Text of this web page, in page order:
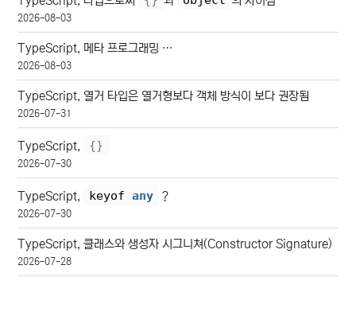
2026-08-03
TypeScript, 메타 프로그래밍 …
2026-08-03
TypeScript, 열거 타입은 열거형보다 객체 방식이 보다 권장됨
2026-07-31
TypeScript, {}
2026-07-30
TypeScript, keyof any ?
2026-07-30
TypeScript, 클래스와 생성자 시그니쳐(Constructor Signature)
2026-07-28